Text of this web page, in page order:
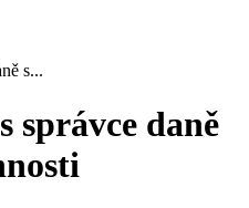
s...
správce daně